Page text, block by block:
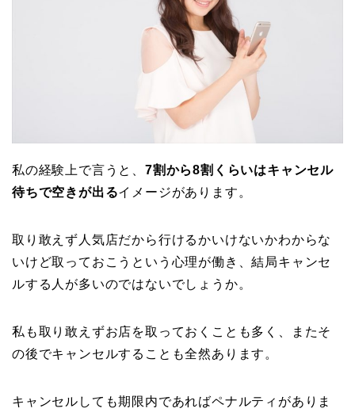
私の経験上で言うと、 7割から8割くらいはキャンセル
待ちで空きが出るイメージがあります。
取り敢えず人気店だから行けるかいけないかわからな
いけど取っておこうという心理が働き、結局キャンセ
ルする人が多いのではないでしょうか。
私も取り敢えずお店を取っておくことも多く、またそ
の後でキャンセルすることも全然あります。
キャンセルしても期限内であればペナルティがありま